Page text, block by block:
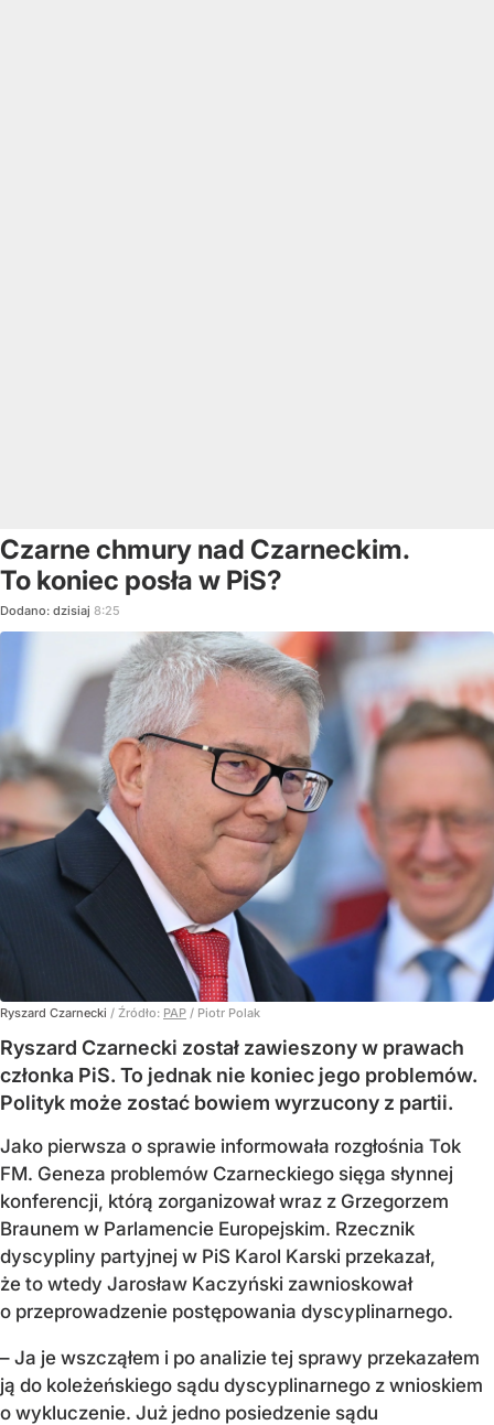
Czarne chmury nad Czarneckim.
To koniec posła w PiS?
Dodano: dzisiaj 8:25
Ryszard Czarnecki / Źródło: PAP / Piotr Polak
Ryszard Czarnecki został zawieszony w prawach
członka PiS. To jednak nie koniec jego problemów.
Polityk może zostać bowiem wyrzucony z partii.
Jako pierwsza o sprawie informowała rozgłośnia Tok
FM. Geneza problemów Czarneckiego sięga słynnej
konferencji, którą zorganizował wraz z Grzegorzem
Braunem w Parlamencie Europejskim. Rzecznik
dyscypliny partyjnej w PiS Karol Karski przekazał,
że to wtedy Jarosław Kaczyński zawnioskował
o przeprowadzenie postępowania dyscyplinarnego.
– Ja je wszcząłem i po analizie tej sprawy przekazałem
ją do koleżeńskiego sądu dyscyplinarnego z wnioskiem
o wykluczenie. Już jedno posiedzenie sądu